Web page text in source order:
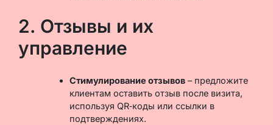
2. Отзывы и их
управление
Стимулирование отзывов– предложите
клиентам оставить отзыв после визита,
используя QR‑коды или ссылки в
подтверждениях.